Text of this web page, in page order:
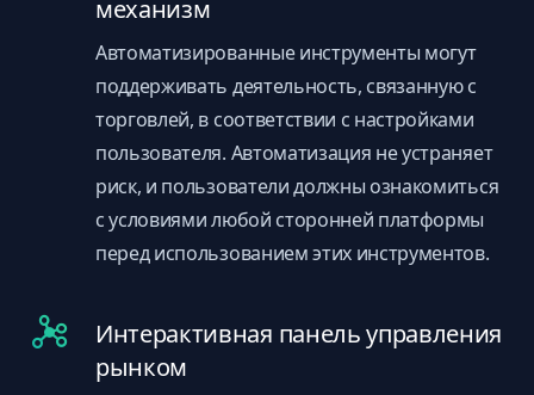
механизм
Автоматизированные инструменты могут
поддерживать деятельность, связанную с
торговлей, в соответствии с настройками
пользователя. Автоматизация не устраняет
риск, и пользователи должны ознакомиться
с условиями любой сторонней платформы
перед использованием этих инструментов.
Интерактивная панель управления
рынком